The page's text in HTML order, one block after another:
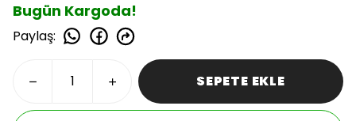
Bugün Kargoda!
Paylaş:
SEPETE EKLE